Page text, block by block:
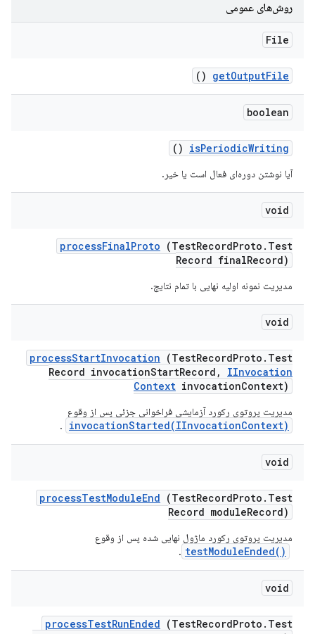
روش‌های عمومی
File
getOutputFile
()
boolean
isPeriodicWriting
()
آیا نوشتن دوره‌ای فعال است یا خیر.
void
processFinalProto (TestRecordProto . Test
Record finalRecord)
مدیریت نمونه اولیه نهایی با تمام نتایج.
void
processStartInvocation (TestRecordProto . Test
Record invocationStartRecord ,
IInvocation
Context invocationContext)
مدیریت پروتوی رکورد آزمایشی فراخوانی جزئی پس از وقوع
invocationStarted(IInvocationContext)
.
void
processTestModuleEnd (TestRecordProto . Test
Record moduleRecord)
مدیریت پروتوی رکورد ماژول نهایی شده پس از وقوع
testModuleEnded()
void
processTestRunEnded (TestRecordProto . Test